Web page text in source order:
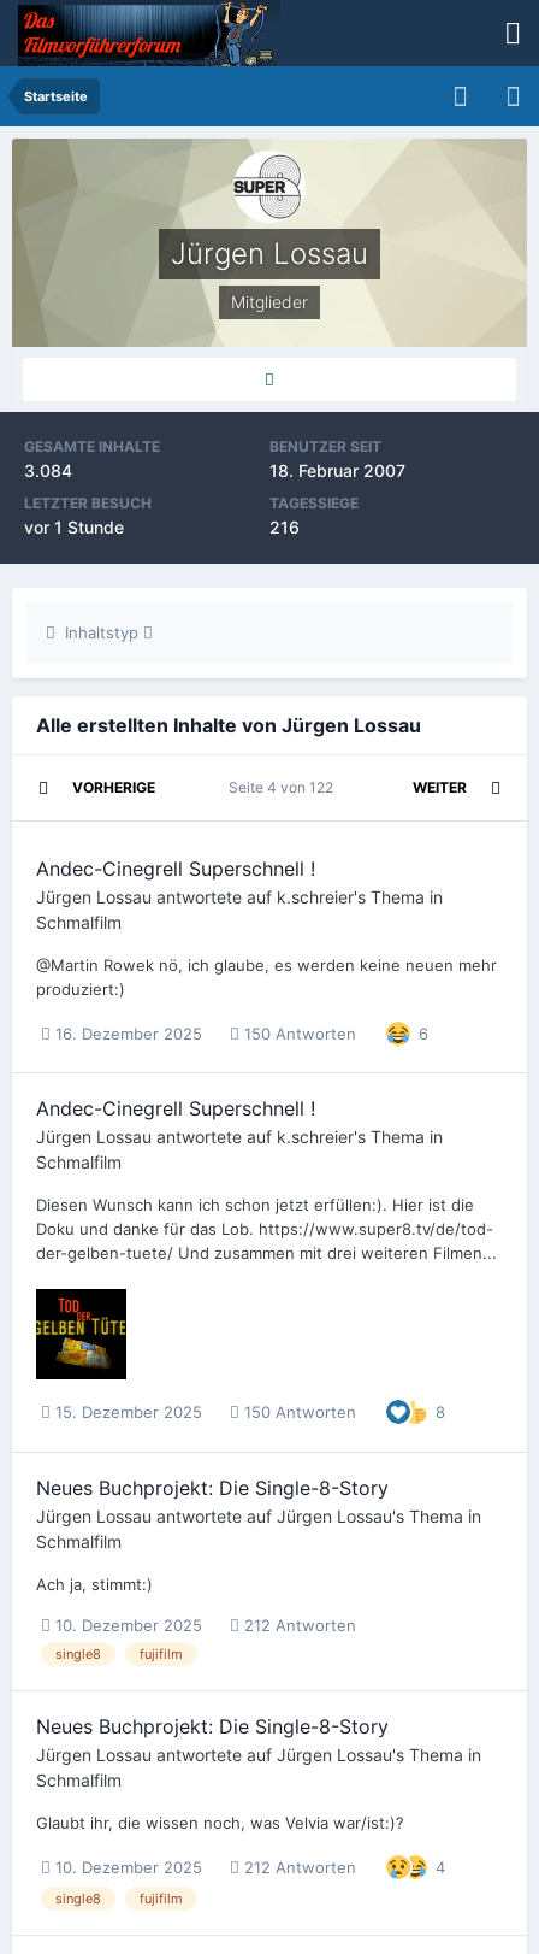
Startseite
Jürgen Lossau
Mitglieder
GESAMTE INHALTE
3.084
BENUTZER SEIT
18. Februar 2007
LETZTER BESUCH
vor 1 Stunde
TAGESSIEGE
216
Inhaltstyp
Alle erstellten Inhalte von Jürgen Lossau
VORHERIGE WEITER
Seite 4 von 122
Andec-Cinegrell Superschnell !
Jürgen Lossau antwortete auf k.schreier's Thema in
Schmalfilm
@Martin Rowek nö, ich glaube, es werden keine neuen mehr
produziert:)
16. Dezember 2025 150 Antworten 6
Andec-Cinegrell Superschnell !
Jürgen Lossau antwortete auf k.schreier's Thema in
Schmalfilm
Diesen Wunsch kann ich schon jetzt erfüllen:). Hier ist die
Doku und danke für das Lob. https://www.super8.tv/de/tod-
der-gelben-tuete/ Und zusammen mit drei weiteren Filmen...
15. Dezember 2025 150 Antworten 8
Neues Buchprojekt: Die Single-8-Story
Jürgen Lossau antwortete auf Jürgen Lossau's Thema in
Schmalfilm
Ach ja, stimmt:)
10. Dezember 2025 212 Antworten
single8 fujifilm
Neues Buchprojekt: Die Single-8-Story
Jürgen Lossau antwortete auf Jürgen Lossau's Thema in
Schmalfilm
Glaubt ihr, die wissen noch, was Velvia war/ist:)?
10. Dezember 2025 212 Antworten 4
single8 fujifilm